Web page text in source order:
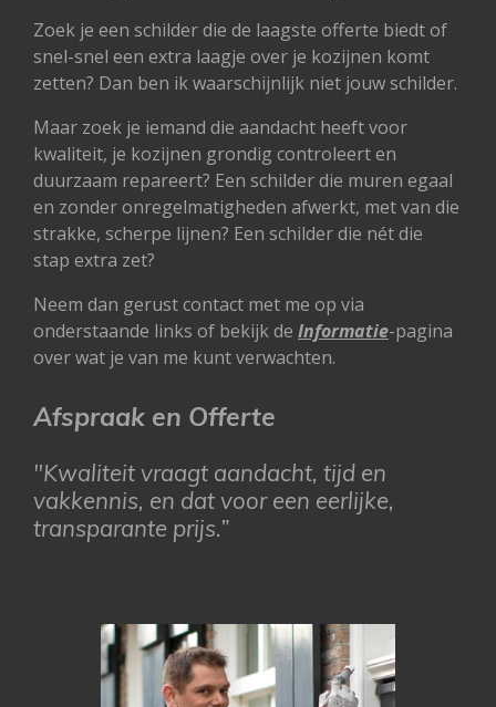
Zoek je een schilder die de laagste offerte biedt of
snel-snel een extra laagje over je kozijnen komt
zetten? Dan ben ik waarschijnlijk niet jouw schilder.
Maar zoek je iemand die aandacht heeft voor
kwaliteit, je kozijnen grondig controleert en
duurzaam repareert? Een schilder die muren egaal
en zonder onregelmatigheden afwerkt, met van die
strakke, scherpe lijnen? Een schilder die nét die
stap extra zet?
Neem dan gerust contact met me op via
onderstaande links of bekijk de Informatie-pagina
over wat je van me kunt verwachten.
Afspraak en Offerte
"Kwaliteit vraagt aandacht, tijd en
vakkennis, en dat voor een eerlijke,
transparante prijs.”